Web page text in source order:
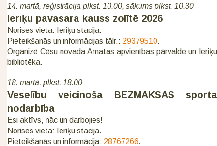
14. martā, reģistrācija plkst. 10.00, sākums plkst. 10.30
Ieriķu pavasara kauss zolītē 2026
Norises vieta: Ieriķu stacija.
Pieteikšanās un informācijas tālr.: 29379510.
Organizē Cēsu novada Amatas apvienības pārvalde un Ieriķu
bibliotēka.
18. martā, plkst. 18.00
Veselību veicinoša BEZMAKSAS sporta
nodarbība
Esi aktīvs, nāc un darbojies!
Norises vieta: Ieriķu stacija.
Pieteikšanās un informācija: 28767266.